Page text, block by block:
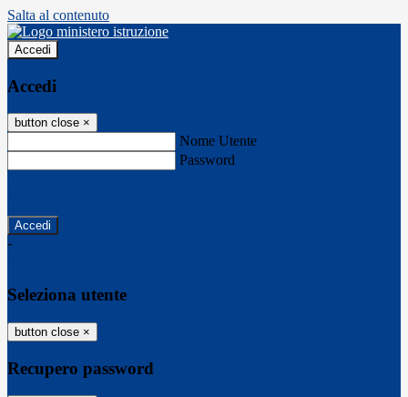
Salta al contenuto
Accedi
Accedi
button close ×
Nome Utente
Password
-
Seleziona utente
button close ×
Recupero password